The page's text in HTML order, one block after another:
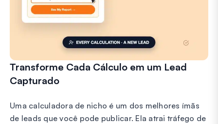
Transforme Cada Cálculo em um Lead
Capturado
Uma calculadora de nicho é um dos melhores ímãs
de leads que você pode publicar. Ela atrai tráfego de